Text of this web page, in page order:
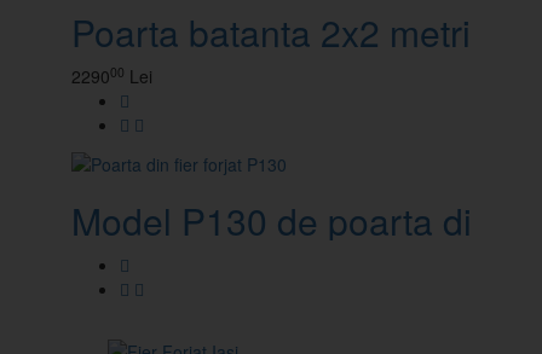
Poarta batanta 2x2 metri
229000 Lei
Model P130 de poarta din